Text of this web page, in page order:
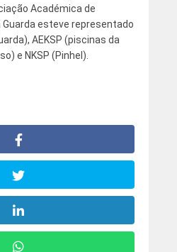
Académica de
esteve representado
AEKSP (piscinas da
e NKSP (Pinhel).